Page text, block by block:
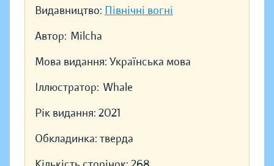
Видавництво: Північні вогні
Автор: Milcha
Мова видання: Українська мова
Іллюстратор: Whale
Рік видання: 2021
Обкладинка: тверда